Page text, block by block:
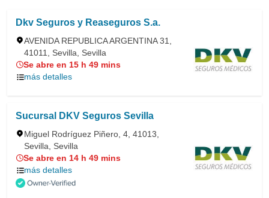
Dkv Seguros y Reaseguros S.a.
AVENIDA REPUBLICA ARGENTINA 31,
41011, Sevilla, Sevilla
Se abre en 15 h 49 mins
más detalles
Sucursal DKV Seguros Sevilla
Miguel Rodríguez Piñero, 4, 41013,
Sevilla, Sevilla
Se abre en 14 h 49 mins
más detalles